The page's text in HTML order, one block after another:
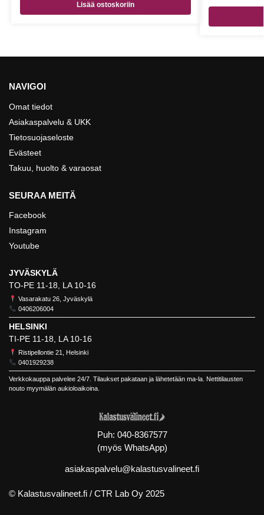
Lisää ostoskoriin
NAVIGOI
Omat tiedot
Asiakaspalvelu & UKK
Tietosuojaseloste
Evästeet
Takuu, huolto & varaosat
SEURAA MEITÄ
Facebook
Instagram
Youtube
JYVÄSKYLÄ
TO-PE 11-18, LA 10-16
Vasarakatu 26, Jyväskylä
0406206004
HELSINKI
TI-PE 11-18, LA 10-16
Ristipellontie 21, Helsinki
0401929238
Verkkokauppa palvelee 24/7. Tilaukset pakataan ja lähetetään ma-la. Nettitilausten
nouto myymälän aukioloaikoina.
Puh: 040-8367577
(myös WhatsApp)
asiakaspalvelu@kalastusvalineet.fi
© Kalastusvalineet.fi / CTR Lab Oy 2025